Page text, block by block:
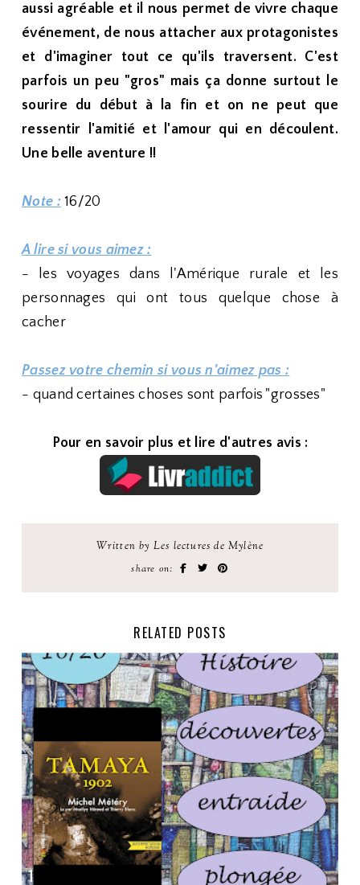
aussi agréable et il nous permet de vivre chaque
événement, de nous attacher aux protagonistes
et d'imaginer tout ce qu'ils traversent. C'est
parfois un peu "gros" mais ça donne surtout le
sourire du début à la fin et on ne peut que
ressentir l'amitié et l'amour qui en découlent.
Une belle aventure !!
Note : 16/20
A lire si vous aimez :
- les voyages dans l'Amérique rurale et les
personnages qui ont tous quelque chose à
cacher
Passez votre chemin si vous n'aimez pas :
- quand certaines choses sont parfois "grosses"
Pour en savoir plus et lire d'autres avis :
Written by Les lectures de Mylène
share on:
RELATED POSTS